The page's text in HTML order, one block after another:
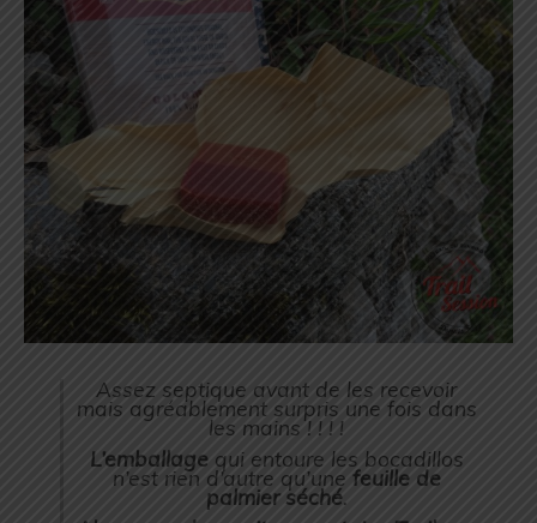
Assez septique avant de les recevoir
mais agréablement surpris une fois dans
les mains ! ! ! !
L’emballagequi entoure les bocadillos
n’est rien d’autre qu’une feuille de
palmier séché.